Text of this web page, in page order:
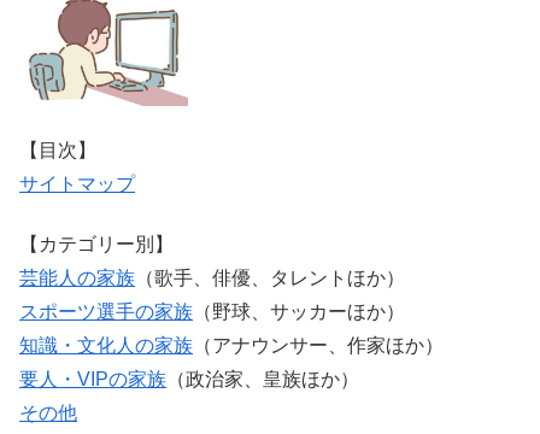
【目次】
サイトマップ
【カテゴリー別】
芸能人の家族 （歌手、俳優、タレントほか）
スポーツ選手の家族 （野球、サッカーほか）
知識・文化人の家族 （アナウンサー、作家ほか）
要人・VIPの家族 （政治家、皇族ほか）
その他